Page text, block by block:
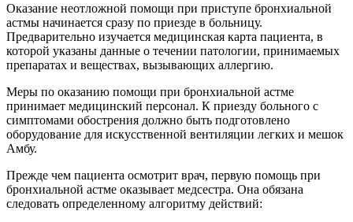
Оказание неотложной помощи при приступе бронхиальной
астмы начинается сразу по приезде в больницу.
Предварительно изучается медицинская карта пациента, в
которой указаны данные о течении патологии, принимаемых
препаратах и веществах, вызывающих аллергию.
Меры по оказанию помощи при бронхиальной астме
принимает медицинский персонал. К приезду больного с
симптомами обострения должно быть подготовлено
оборудование для искусственной вентиляции легких и мешок
Амбу.
Прежде чем пациента осмотрит врач, первую помощь при
бронхиальной астме оказывает медсестра. Она обязана
следовать определенному алгоритму действий: